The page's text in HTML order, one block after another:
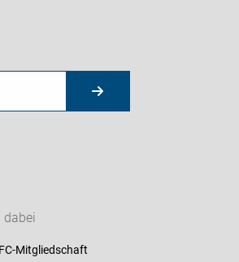
dabei
Mitgliedschaft